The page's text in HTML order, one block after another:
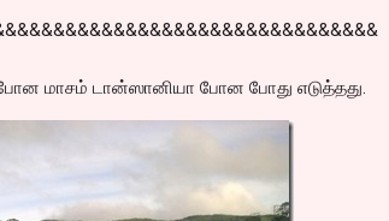
மாசம் டான்ஸானியா போன போது எடுத்தது.